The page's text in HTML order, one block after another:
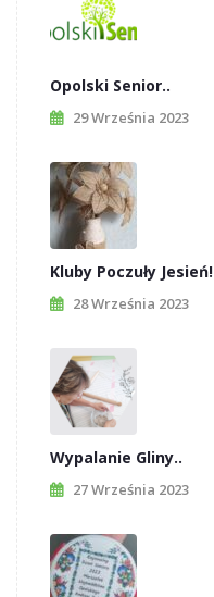
Opolski Senior..
29 Września 2023
Kluby Poczuły Jesień!
28 Września 2023
Wypalanie Gliny..
27 Września 2023